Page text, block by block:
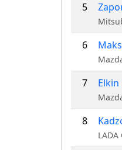
5
6
7
8